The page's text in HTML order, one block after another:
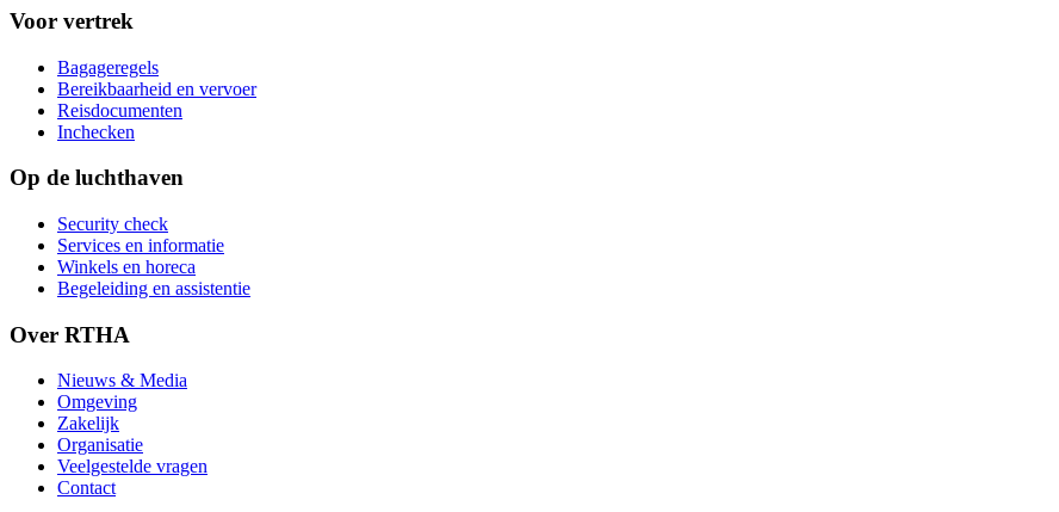
Voor vertrek
Bagageregels
Bereikbaarheid en vervoer
Reisdocumenten
Inchecken
Op de luchthaven
Security check
Services en informatie
Winkels en horeca
Begeleiding en assistentie
Over RTHA
Nieuws & Media
Omgeving
Zakelijk
Organisatie
Veelgestelde vragen
Contact